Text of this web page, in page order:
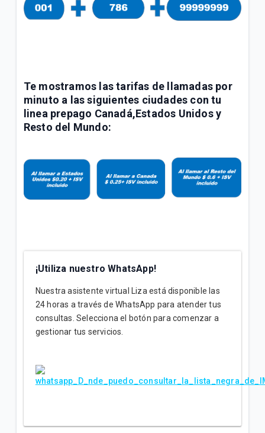
Te mostramos las tarifas de llamadas por
minuto a las siguientes ciudades con tu
linea prepago Canadá,Estados Unidos y
Resto del Mundo:
¡Utiliza nuestro WhatsApp!
Nuestra asistente virtual Liza está disponible las
24 horas a través de WhatsApp para atender tus
consultas. Selecciona el botón para comenzar a
gestionar tus servicios.